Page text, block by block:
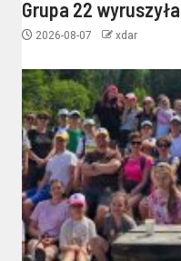
Grupa 22
2026-08-07 xdar